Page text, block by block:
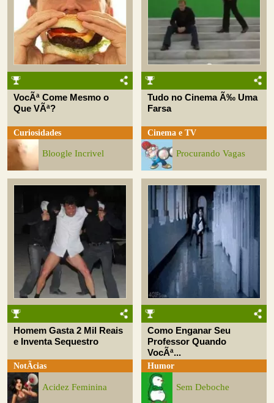
VocÃª Come Mesmo o
Que VÃª?
Curiosidades
Bloogle Incrivel
Tudo no Cinema Ã‰ Uma
Farsa
Cinema e TV
Procurando Vagas
Homem Gasta 2 Mil Reais
e Inventa Sequestro
NotÃ­cias
Acidez Feminina
Como Enganar Seu
Professor Quando
VocÃª...
Humor
Sem Deboche